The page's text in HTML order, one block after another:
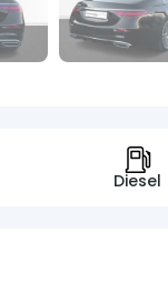
Diesel